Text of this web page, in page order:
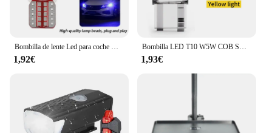
Bombilla de lente Led para coche modificada, luz pequeña T10, luces exteriores superbrillantes para coche, luces para correr, venta al por mayor General H11 H7
1,92€
Bombilla LED T10 W5W COB SMD para Interior de camión, luz de lectura, lámpara de matrícula, diodo blanco 6000K 24V, 10 piezas, 24V
1,93€